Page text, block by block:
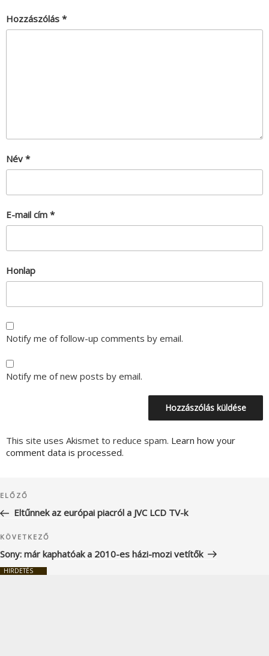
Hozzászólás *
Név *
E-mail cím *
Honlap
Notify me of follow-up comments by email.
Notify me of new posts by email.
This site uses Akismet to reduce spam. Learn how your
comment data is processed.
navigáció
Korábbi
bejegyzés
ELŐZŐ
Eltűnnek az európai piacról a JVC LCD TV-k
Következő
bejegyzés
KÖVETKEZŐ
Sony: már kaphatóak a 2010-es házi-mozi vetítők
HIRDETÉS